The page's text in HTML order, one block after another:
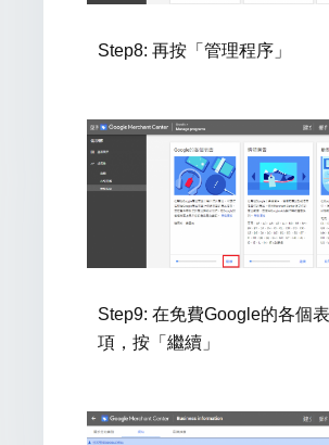
Step8: 再按「管理程序」
Step9: 在免費Google的各個
項，按「繼續」